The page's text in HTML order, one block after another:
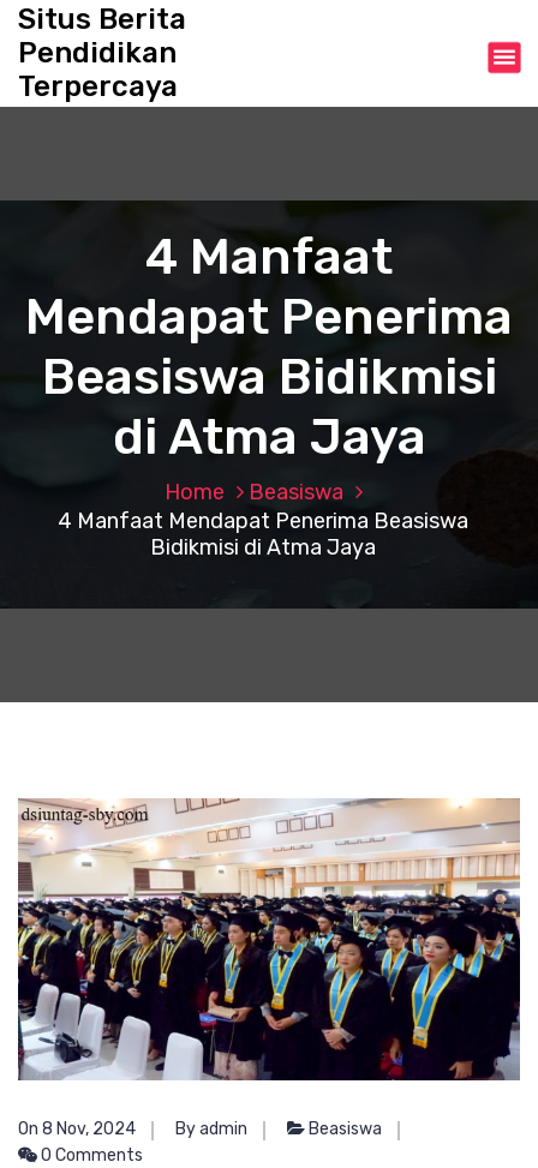
o
Situs Berita
Pendidikan
Terpercaya
4 Manfaat
Mendapat Penerima
Beasiswa Bidikmisi
di Atma Jaya
Home
Beasiswa
4 Manfaat Mendapat Penerima Beasiswa
Bidikmisi di Atma Jaya
On 8 Nov, 2024 By admin
Beasiswa
0 Comments